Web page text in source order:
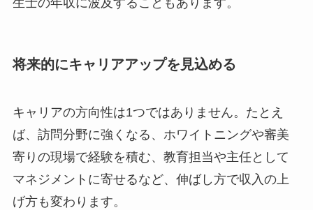
将来的にキャリアアップを見込める
キャリアの方向性は1つではありません。たとえ
ば、訪問分野に強くなる、ホワイトニングや審美
寄りの現場で経験を積む、教育担当や主任として
マネジメントに寄せるなど、伸ばし方で収入の上
げ方も変わります。